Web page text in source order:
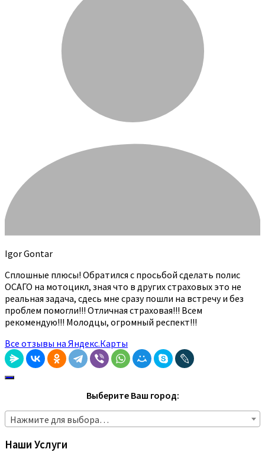
Igor Gontar
Сплошные плюсы! Обратился с просьбой сделать полис
ОСАГО на мотоцикл, зная что в других страховых это не
реальная задача, сдесь мне сразу пошли на встречу и без
проблем помогли!!! Отличная страховая!!! Всем
рекомендую!!! Молодцы, огромный респект!!!
Все отзывы на Яндекс.Карты
Выберите Ваш город:
Нажмите для выбора…
Наши Услуги